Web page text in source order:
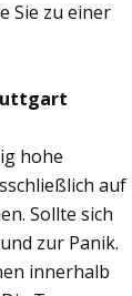
Sie zu einer
hohe
auf
Sollte sich
zur Panik.
innerhalb